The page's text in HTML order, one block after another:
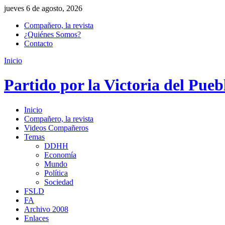
jueves 6 de agosto, 2026
Compañero, la revista
¿Quiénes Somos?
Contacto
Inicio
Partido por la Victoria del
Inicio
Compañero, la revista
Videos Compañeros
Temas
DDHH
Economía
Mundo
Política
Sociedad
FSLD
FA
Archivo 2008
Enlaces